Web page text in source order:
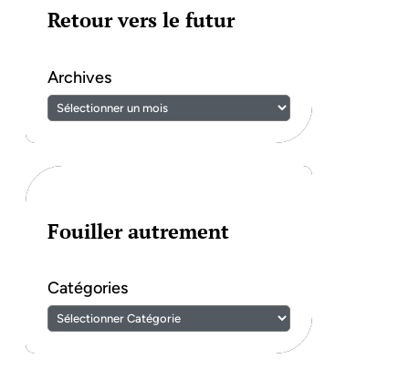
Retour vers le futur
Archives
Fouiller autrement
Catégories